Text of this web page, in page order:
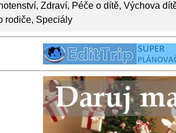
, Zdraví, Péče o dítě, Výchova
rodiče, Speciály